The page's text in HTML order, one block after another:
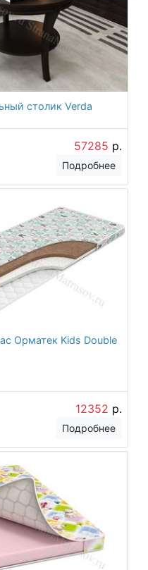
столик Verda
57285 р.
Подробнее
Орматек Kids Double
12352 р.
Подробнее